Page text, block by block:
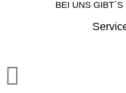
BEI UNS